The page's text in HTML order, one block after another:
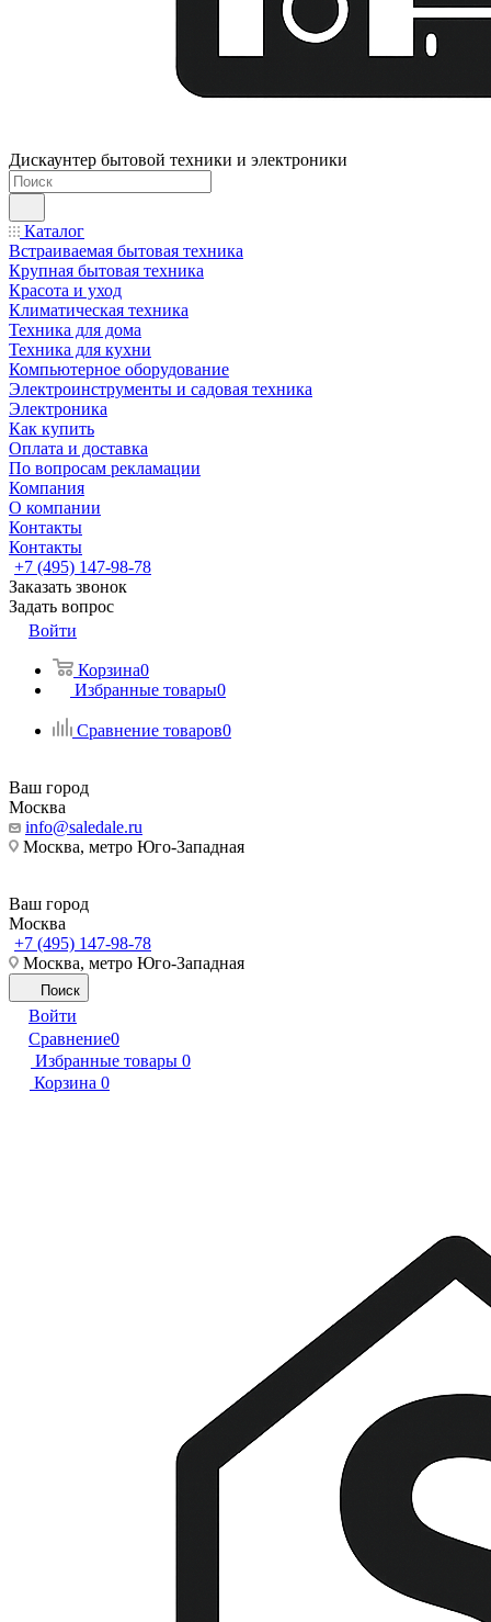
Дискаунтер бытовой техники и электроники
Каталог
Встраиваемая бытовая техника
Крупная бытовая техника
Красота и уход
Климатическая техника
Техника для дома
Техника для кухни
Компьютерное оборудование
Электроинструменты и садовая техника
Электроника
Как купить
Оплата и доставка
По вопросам рекламации
Компания
О компании
Контакты
Контакты
+7 (495) 147-98-78
Заказать звонок
Задать вопрос
Войти
Корзина0
Избранные товары0
Сравнение товаров0
Ваш город
Москва
info@saledale.ru
Москва, метро Юго-Западная
Ваш город
Москва
+7 (495) 147-98-78
Москва, метро Юго-Западная
Поиск
Войти
Сравнение0
Избранные товары 0
Корзина 0